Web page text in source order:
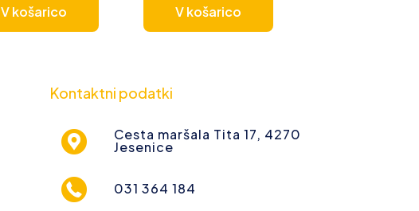
V košarico V košarico
Kontaktni podatki
Cesta maršala Tita 17, 4270
Jesenice
031 364 184